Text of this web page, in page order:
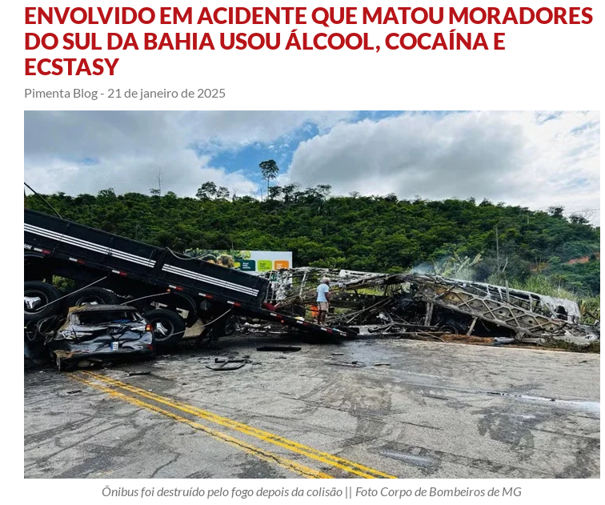
ENVOLVIDO EM ACIDENTE QUE MATOU MORADORES
DO SUL DA BAHIA USOU ÁLCOOL, COCAÍNA E
ECSTASY
Pimenta Blog - 21 de janeiro de 2025
Ônibus foi destruído pelo fogo depois da colisão || Foto Corpo de Bombeiros de MG